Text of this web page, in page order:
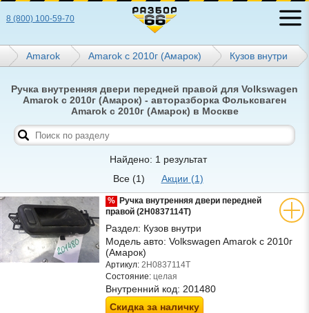
8 (800) 100-59-70
Amarok Amarok с 2010г (Амарок) Кузов внутри
Ручка внутренняя двери передней правой для Volkswagen
Amarok с 2010г (Амарок) - авторазборка Фольксваген
Amarok с 2010г (Амарок) в Москве
Найдено: 1 результат
Все (1) Акции (1)
% Ручка внутренняя двери передней
правой (2H0837114T)
Раздел: Кузов внутри
Модель авто: Volkswagen Amarok с 2010г
(Амарок)
Артикул: 2H0837114T
Состояние: целая
Внутренний код: 201480
Скидка за наличку